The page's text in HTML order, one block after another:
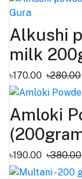
Alkushi
milk
৳170.00 ৳280.00
Amloki
৳190.00 ৳380.00